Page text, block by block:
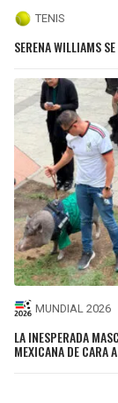
TENIS
SERENA WILLIAMS
MUNDIAL 2026
LA INESPERADA
MEXICANA DE CARA